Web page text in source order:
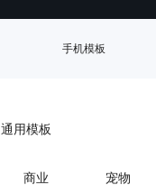
手机模板
通用模板
商业 宠物